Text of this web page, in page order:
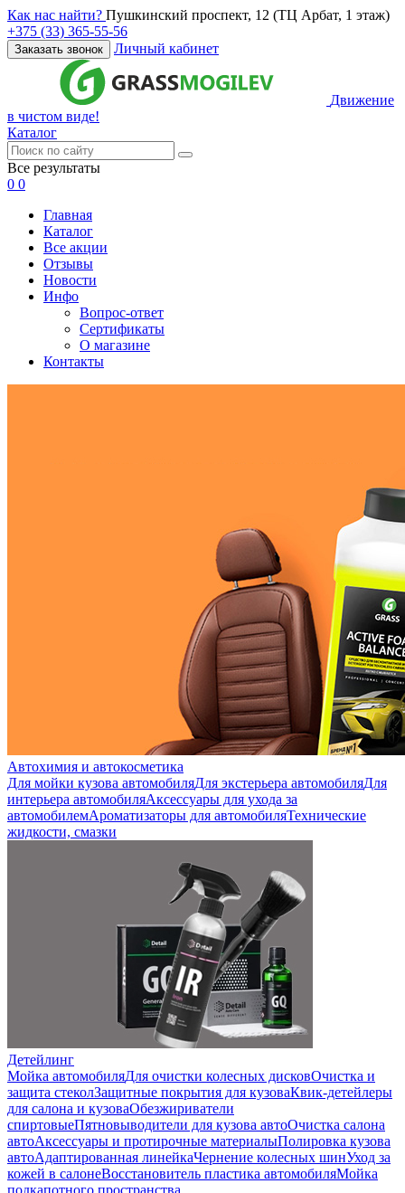
Как нас найти? Пушкинский проспект, 12 (ТЦ Арбат, 1 этаж)
+375 (33) 365-55-56
Заказать звонок Личный кабинет
Движение
в чистом виде!
Каталог
Все результаты
0 0
Главная
Каталог
Все акции
Отзывы
Новости
Инфо
Вопрос-ответ
Сертификаты
О магазине
Контакты
Автохимия и автокосметика
Для мойки кузова автомобиляДля экстерьера автомобиляДля
интерьера автомобиляАксессуары для ухода за
автомобилемАроматизаторы для автомобиляТехнические
жидкости, смазки
Детейлинг
Мойка автомобиляДля очистки колесных дисковОчистка и
защита стеколЗащитные покрытия для кузоваКвик-детейлеры
для салона и кузоваОбезжириватели
спиртовыеПятновыводители для кузова автоОчистка салона
автоАксессуары и протирочные материалыПолировка кузова
автоАдаптированная линейкаЧернение колесных шинУход за
кожей в салонеВосстановитель пластика автомобиляМойка
подкапотного пространства